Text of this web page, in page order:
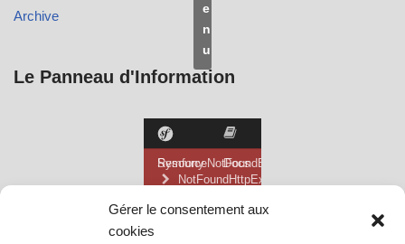
Gérer le consentement aux
cookies
e
n
u
Archive
Le Panneau d'Information